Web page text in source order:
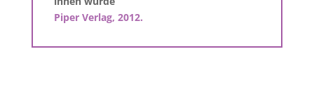
Piper Verlag, 2012.